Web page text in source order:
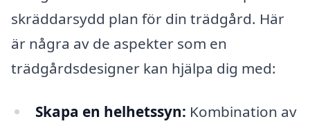
skräddarsydd plan för din trädgård. Här
är några av de aspekter som en
trädgårdsdesigner kan hjälpa dig med:
Skapa en helhetssyn: Kombination av